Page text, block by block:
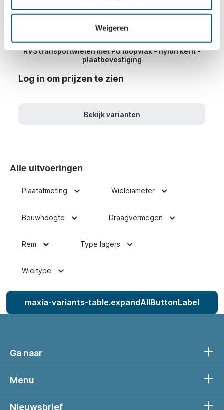
Weigeren
RVS transportwielen met PU loopvlak - nylon kern -
plaatbevestiging
Log in om prijzen te zien
Bekijk varianten
Alle uitvoeringen
Plaatafmeting Wieldiameter
Bouwhoogte Draagvermogen
Rem Type lagers
Wieltype
maxia-variants-table.expandAllButtonLabel
Nieuwsbrief
Ga naar
Menu